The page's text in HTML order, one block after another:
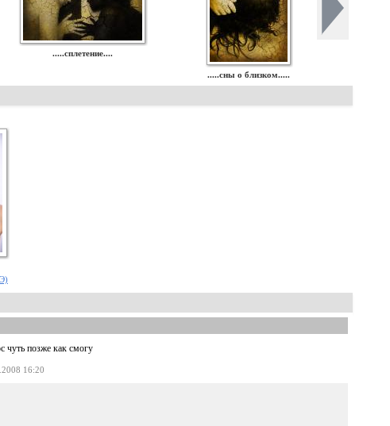
.....сплетение....
.....сны о близком.....
чуть позже как смогу
16:20